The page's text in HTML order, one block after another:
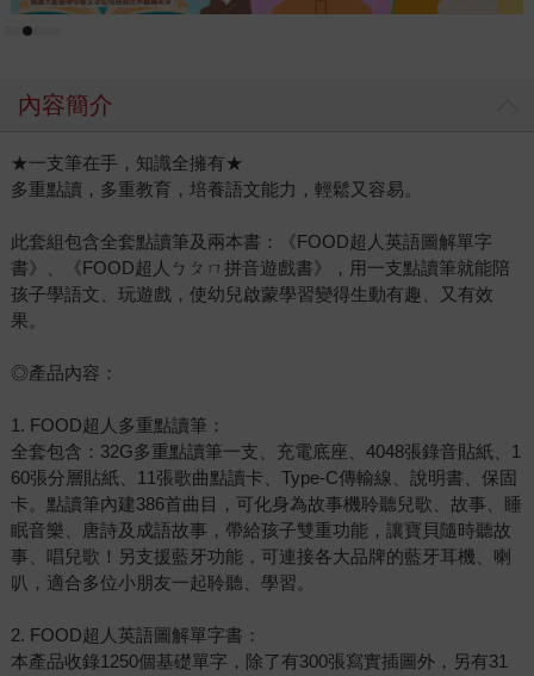
內容簡介
★一支筆在手，知識全擁有★
多重點讀，多重教育，培養語文能力，輕鬆又容易。
此套組包含全套點讀筆及兩本書：《FOOD超人英語圖解單字
書》、《FOOD超人ㄅㄆㄇ拼音遊戲書》，用一支點讀筆就能陪
孩子學語文、玩遊戲，使幼兒啟蒙學習變得生動有趣、又有效
果。
◎產品內容：
1. FOOD超人多重點讀筆：
全套包含：32G多重點讀筆一支、充電底座、4048張錄音貼紙、1
60張分層貼紙、11張歌曲點讀卡、Type-C傳輸線、說明書、保固
卡。點讀筆內建386首曲目，可化身為故事機聆聽兒歌、故事、睡
眠音樂、唐詩及成語故事，帶給孩子雙重功能，讓寶貝隨時聽故
事、唱兒歌！另支援藍牙功能，可連接各大品牌的藍牙耳機、喇
叭，適合多位小朋友一起聆聽、學習。
2. FOOD超人英語圖解單字書：
本產品收錄1250個基礎單字，除了有300張寫實插圖外，另有31